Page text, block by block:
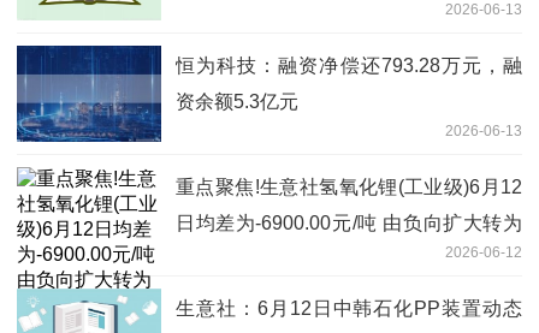
2026-06-13
恒为科技：融资净偿还793.28万元，融
资余额5.3亿元
2026-06-13
重点聚焦!生意社氢氧化锂(工业级)6月12
日均差为-6900.00元/吨 由负向扩大转为
2026-06-12
生意社：6月12日中韩石化PP装置动态